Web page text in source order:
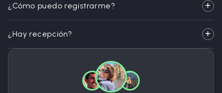
¿Cómo puedo registrarme?
¿Hay recepción?